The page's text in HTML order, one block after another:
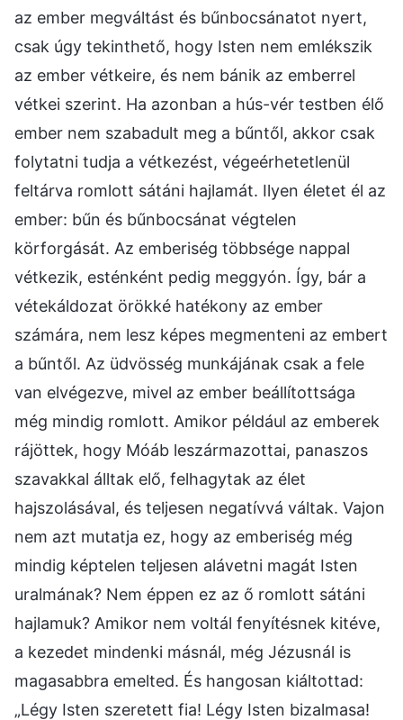
az ember megváltást és bűnbocsánatot nyert,
csak úgy tekinthető, hogy Isten nem emlékszik
az ember vétkeire, és nem bánik az emberrel
vétkei szerint. Ha azonban a hús-vér testben élő
ember nem szabadult meg a bűntől, akkor csak
folytatni tudja a vétkezést, végeérhetetlenül
feltárva romlott sátáni hajlamát. Ilyen életet él az
ember: bűn és bűnbocsánat végtelen
körforgását. Az emberiség többsége nappal
vétkezik, esténként pedig meggyón. Így, bár a
vétekáldozat örökké hatékony az ember
számára, nem lesz képes megmenteni az embert
a bűntől. Az üdvösség munkájának csak a fele
van elvégezve, mivel az ember beállítottsága
még mindig romlott. Amikor például az emberek
rájöttek, hogy Móáb leszármazottai, panaszos
szavakkal álltak elő, felhagytak az élet
hajszolásával, és teljesen negatívvá váltak. Vajon
nem azt mutatja ez, hogy az emberiség még
mindig képtelen teljesen alávetni magát Isten
uralmának? Nem éppen ez az ő romlott sátáni
hajlamuk? Amikor nem voltál fenyítésnek kitéve,
a kezedet mindenki másnál, még Jézusnál is
magasabbra emelted. És hangosan kiáltottad:
„Légy Isten szeretett fia! Légy Isten bizalmasa!